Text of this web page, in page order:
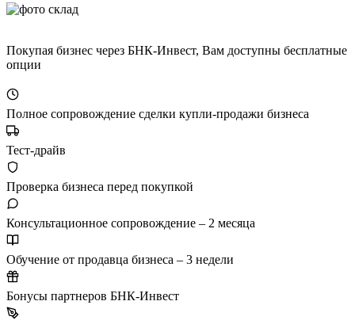
Покупая бизнес через БНК-Инвест, Вам доступны бесплатные
опции
Полное сопровождение сделки купли-продажи бизнеса
Тест-драйв
Проверка бизнеса перед покупкой
Консультационное сопровождение – 2 месяца
Обучение от продавца бизнеса – 3 недели
Бонусы партнеров БНК-Инвест